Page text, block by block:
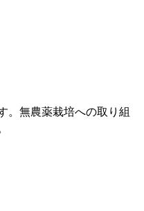
。無農薬栽培への取り組